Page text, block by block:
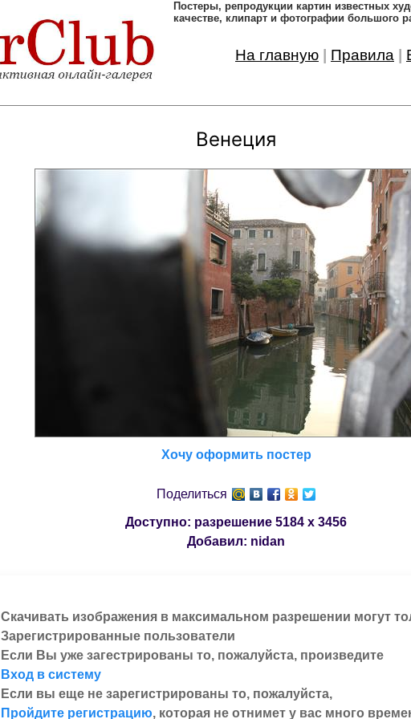
Постеры, pепродукции картин известных
качестве, клипарт и фотографии большого
На главную Правила
Венеция
Хочу оформить постер
Поделиться
Доступно: разрешение 5184 x 3456
Добавил: nidan
Скачивать изображения в максимальном разрешении могут
Зарегистрированные пользователи
Если Вы уже загестрированы то, пожалуйста, произведите
Вход в систему
Если вы еще не зарегистрированы то, пожалуйста,
Пройдите регистрацию, которая не отнимет у вас много